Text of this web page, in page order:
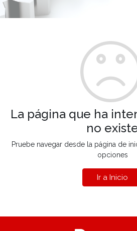
La página que ha
no
Pruebe navegar desde la página de
opciones
Ir a Inicio